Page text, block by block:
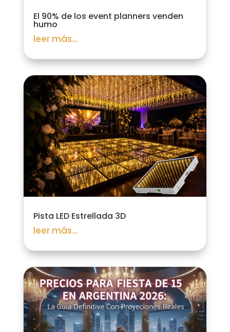
El 90% de los event planners venden
humo
leer más...
Pista LED Estrellada 3D
leer más...